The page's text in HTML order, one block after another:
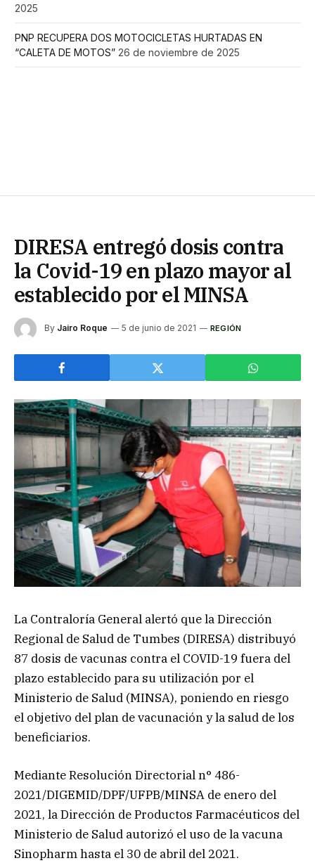
2025
PNP RECUPERA DOS MOTOCICLETAS HURTADAS EN
“CALETA DE MOTOS” 26 de noviembre de 2025
DIRESA entregó dosis contra
la Covid-19 en plazo mayor al
establecido por el MINSA
By Jairo Roque 5 de junio de 2021 REGIÓN
La Contraloría General alertó que la Dirección
Regional de Salud de Tumbes (DIRESA) distribuyó
87 dosis de vacunas contra el COVID-19 fuera del
plazo establecido para su utilización por el
Ministerio de Salud (MINSA), poniendo en riesgo
el objetivo del plan de vacunación y la salud de los
beneficiarios.
Mediante Resolución Directorial n° 486-
2021/DIGEMID/DPF/UFPB/MINSA de enero del
2021, la Dirección de Productos Farmacéuticos del
Ministerio de Salud autorizó el uso de la vacuna
Sinopharm hasta el 30 de abril del 2021.